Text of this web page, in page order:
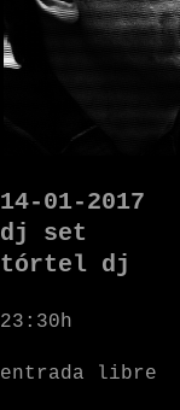
14-01-2017
dj set
tórtel dj
23:30h
entrada libre